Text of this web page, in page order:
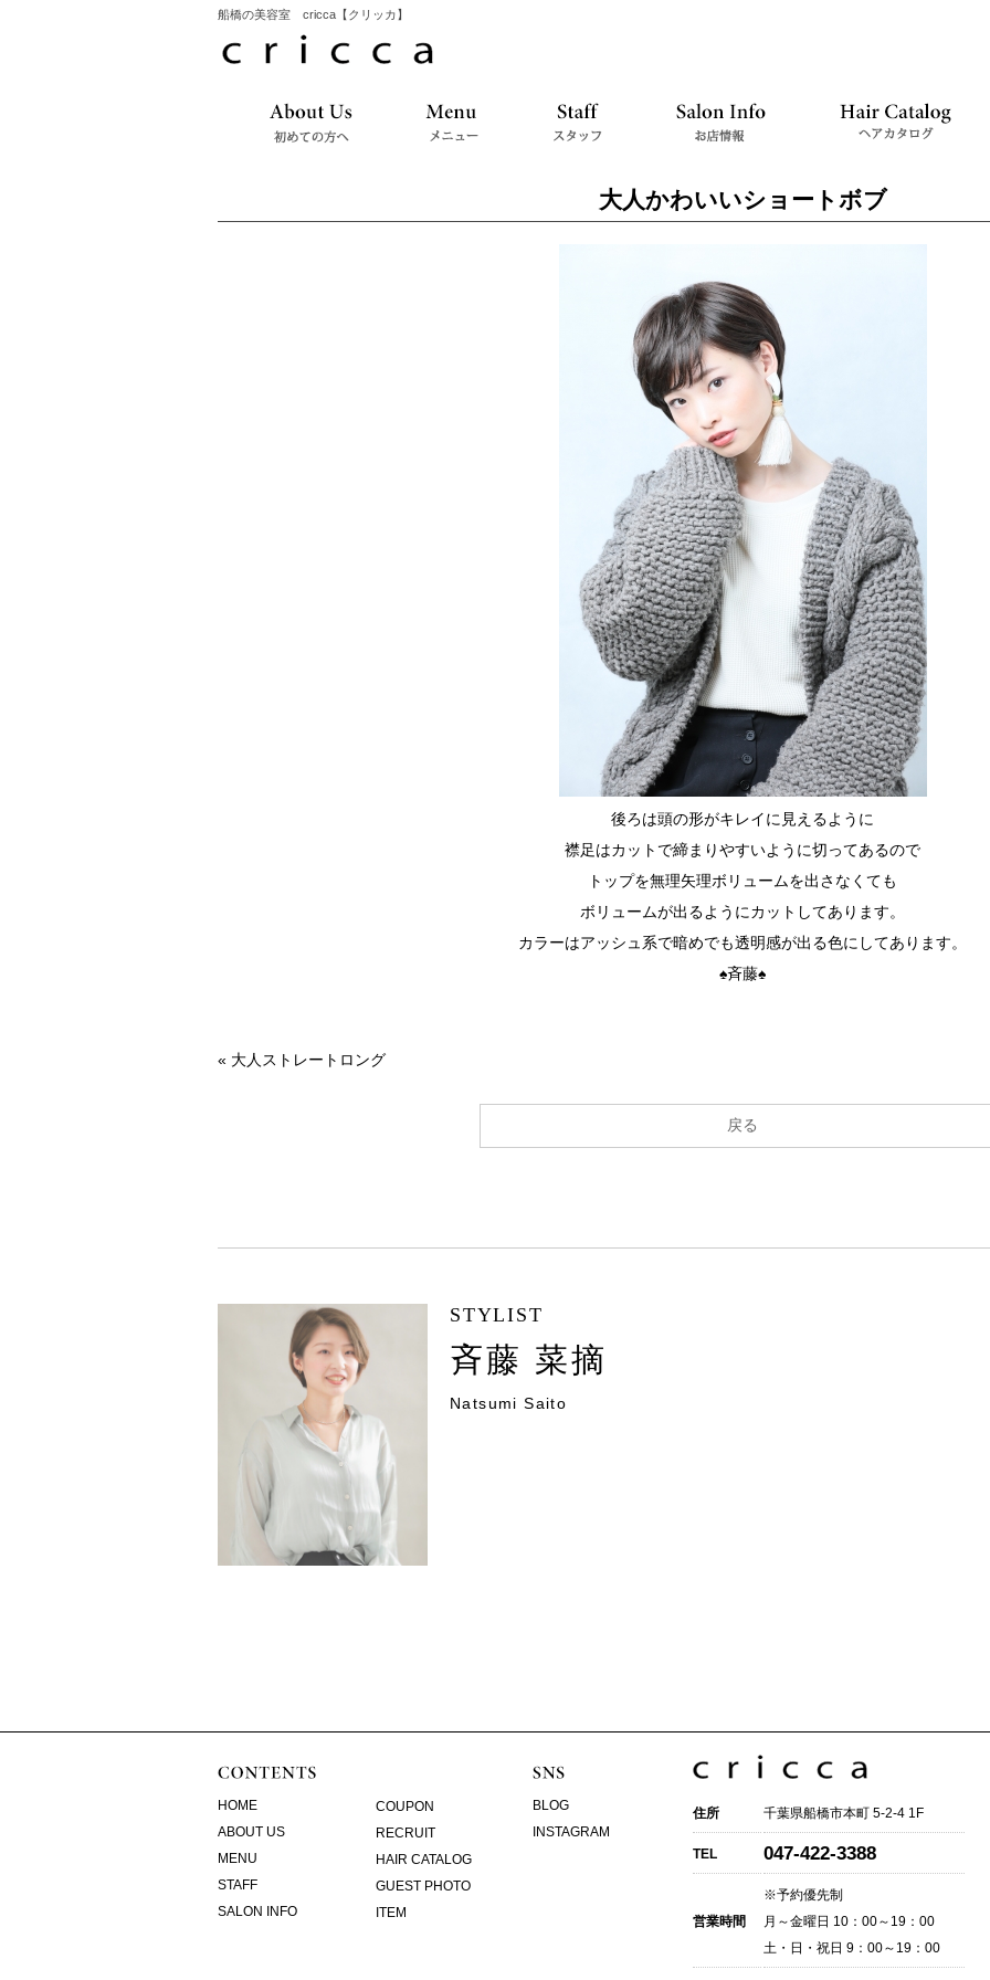
船橋の美容室 cricca【クリッカ】
大人かわいいショートボブ
後ろは頭の形がキレイに見えるように
襟足はカットで締まりやすいように切ってあるので
トップを無理矢理ボリュームを出さなくても
ボリュームが出るようにカットしてあります。
カラーはアッシュ系で暗めでも透明感が出る色にしてあります。
♠斉藤♠
« 大人ストレートロング
戻る
STYLIST
斉藤 菜摘
Natsumi Saito
HOME
ABOUT US
MENU
STAFF
SALON INFO
COUPON
RECRUIT
HAIR CATALOG
GUEST PHOTO
ITEM
BLOG
INSTAGRAM
住所 千葉県船橋市本町 5-2-4 1F
TEL 047-422-3388
営業時間
※予約優先制
月～金曜日 10：00～19：00
土・日・祝日 9：00～19：00